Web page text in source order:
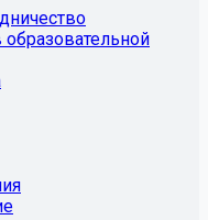
образовательной